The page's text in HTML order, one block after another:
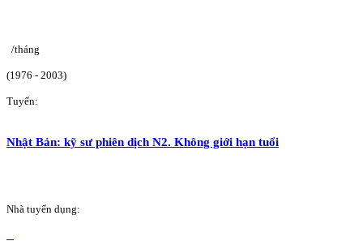
/tháng
(1976 - 2003)
Tuyển:
Nhật Bản: kỹ sư phiên dịch N2. Không giới hạn tuổi
Nhà tuyển dụng: